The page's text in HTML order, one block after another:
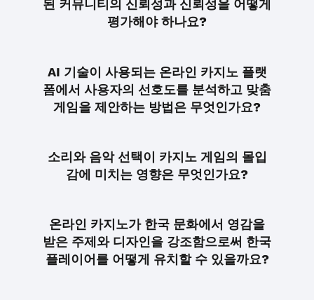
된 커뮤니티의 신뢰성과 신뢰성을 어떻게
평가해야 하나요?
AI 기술이 사용되는 온라인 카지노 플랫
폼에서 사용자의 선호도를 분석하고 맞춤
게임을 제안하는 방법은 무엇인가요?
소리와 음악 선택이 카지노 게임의 몰입
감에 미치는 영향은 무엇인가요?
온라인 카지노가 한국 문화에서 영감을
받은 주제와 디자인을 강조함으로써 한국
플레이어를 어떻게 유치할 수 있을까요?